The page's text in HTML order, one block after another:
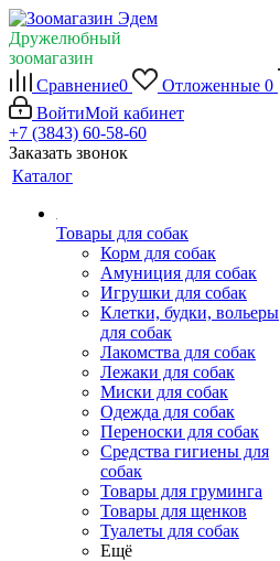
Дружелюбный
зоомагазин
Сравнение0 Отложенные 0
ВойтиМой кабинет
+7 (3843) 60-58-60
Заказать звонок
Каталог
Товары для собак
Корм для собак
Амуниция для собак
Игрушки для собак
Клетки, будки, вольеры
для собак
Лакомства для собак
Лежаки для собак
Миски для собак
Одежда для собак
Переноски для собак
Средства гигиены для
собак
Товары для груминга
Товары для щенков
Туалеты для собак
Ещё